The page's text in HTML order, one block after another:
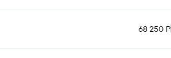
68 250 ₽